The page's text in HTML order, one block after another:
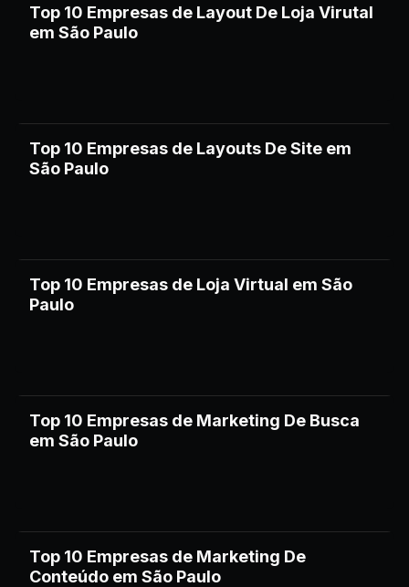
Top 10 Empresas de Layout De Loja Virutal
em São Paulo
Top 10 Empresas de Layouts De Site em
São Paulo
Top 10 Empresas de Loja Virtual em São
Paulo
Top 10 Empresas de Marketing De Busca
em São Paulo
Top 10 Empresas de Marketing De
Conteúdo em São Paulo